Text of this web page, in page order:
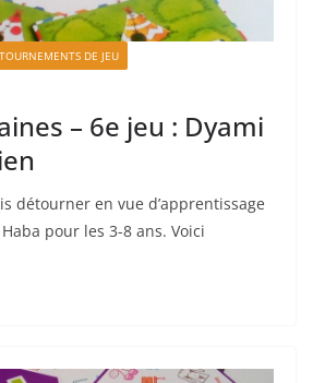
DE JEU
– 6e jeu : Dyami
détourner en vue d’apprentissage
pour les 3-8 ans. Voici